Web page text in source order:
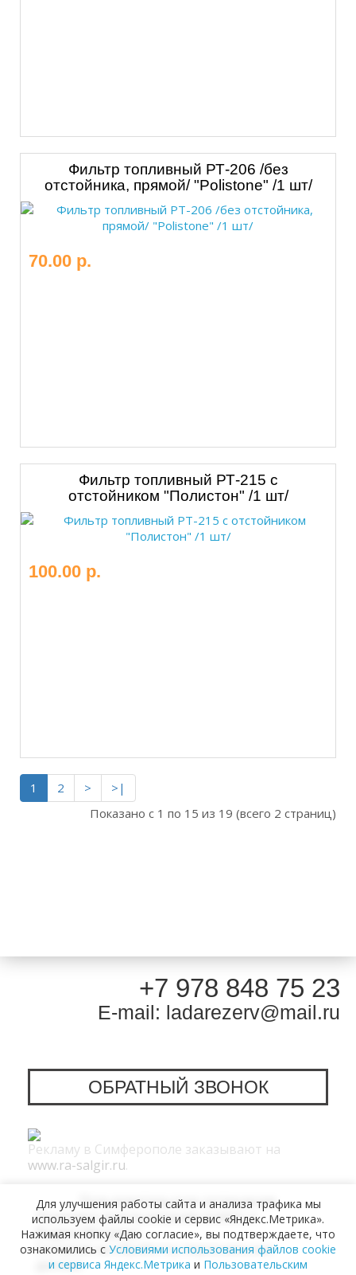
Фильтр топливный РТ-206 /без
отстойника, прямой/ "Polistone" /1 шт/
70.00 р.
Фильтр топливный РТ-215 с
отстойником "Полистон" /1 шт/
100.00 р.
1 2 >
>|
Показано с 1 по 15 из 19 (всего 2 страниц)
+7 978 848 75 23
E-mail: ladarezerv@mail.ru
ОБРАТНЫЙ ЗВОНОК
Рекламу в Симферополе заказывают на
www.ra-salgir.ru.
Пользовательское соглашение
Политика использования cookies и
Яндекс.Метрики
Согласие на обработку персональных
данных
Для улучшения работы сайта и анализа трафика мы
используем файлы cookie и сервис «Яндекс.Метрика».
Нажимая кнопку «Даю согласие», вы подтверждаете, что
ознакомились с Условиями использования файлов cookie
и сервиса Яндекс.Метрика и Пользовательским